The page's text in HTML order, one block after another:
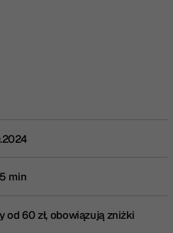
min
od 60 zł, obowiązują zniżki